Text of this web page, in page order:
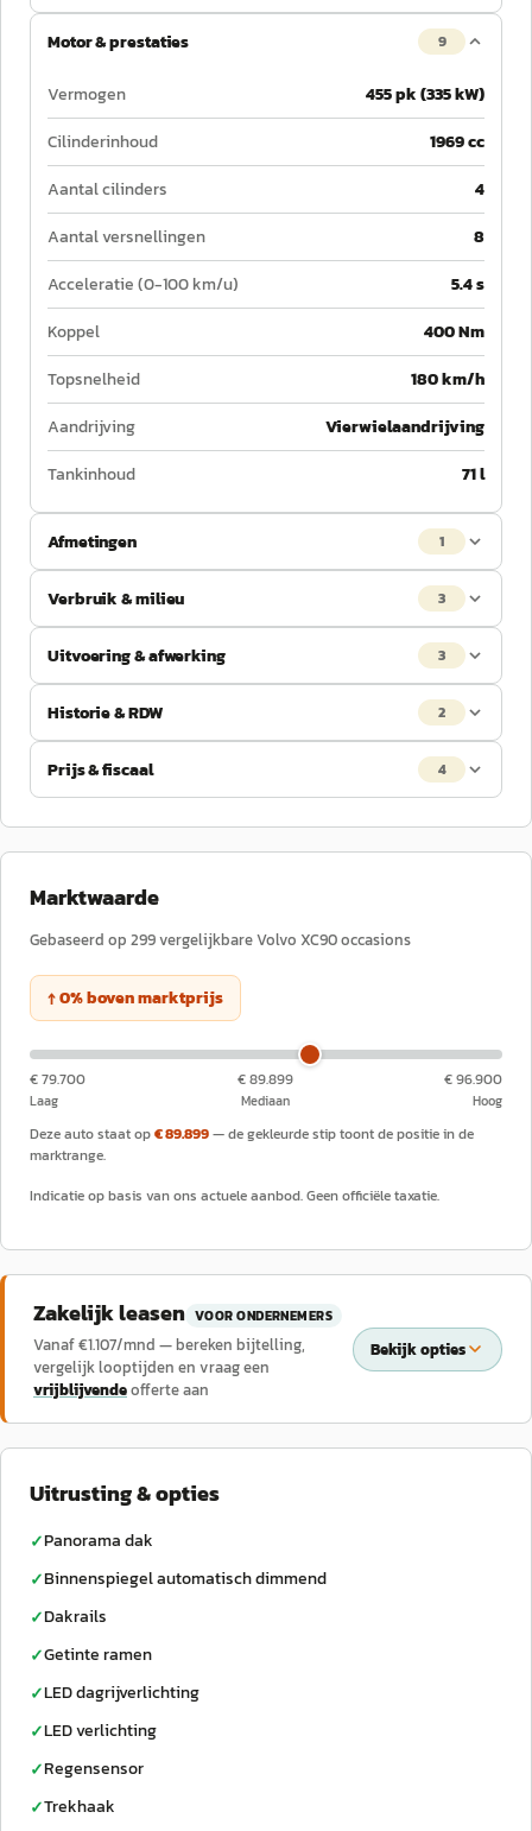
Motor & prestaties 9
Vermogen
455 pk (335 kW)
Cilinderinhoud
1969 cc
Aantal cilinders
4
Aantal versnellingen
8
Acceleratie (0-100 km/u)
5.4 s
Koppel
400 Nm
Topsnelheid
180 km/h
Aandrijving
Vierwielaandrijving
Tankinhoud
71 l
Afmetingen 1
Verbruik & milieu 3
Uitvoering & afwerking 3
Historie & RDW 2
Prijs & fiscaal 4
Marktwaarde
Gebaseerd op 299vergelijkbareVolvo XC90occasions
↑0%bovenmarktprijs
€ 79.700
Laag
€ 89.899
Mediaan
€ 96.900
Hoog
Deze auto staat op€ 89.899— de gekleurde stip toont de positie in de
marktrange.
Indicatie op basis van ons actuele aanbod. Geen officiële taxatie.
Zakelijk leasen VOOR ONDERNEMERS
Vanaf €1.107/mnd — bereken bijtelling,
vergelijk looptijden en vraag een
vrijblijvendeofferte aan
Bekijk opties
Uitrusting & opties
✓Panorama dak
✓Binnenspiegel automatisch dimmend
✓Dakrails
✓Getinte ramen
✓LED dagrijverlichting
✓LED verlichting
✓Regensensor
✓Trekhaak